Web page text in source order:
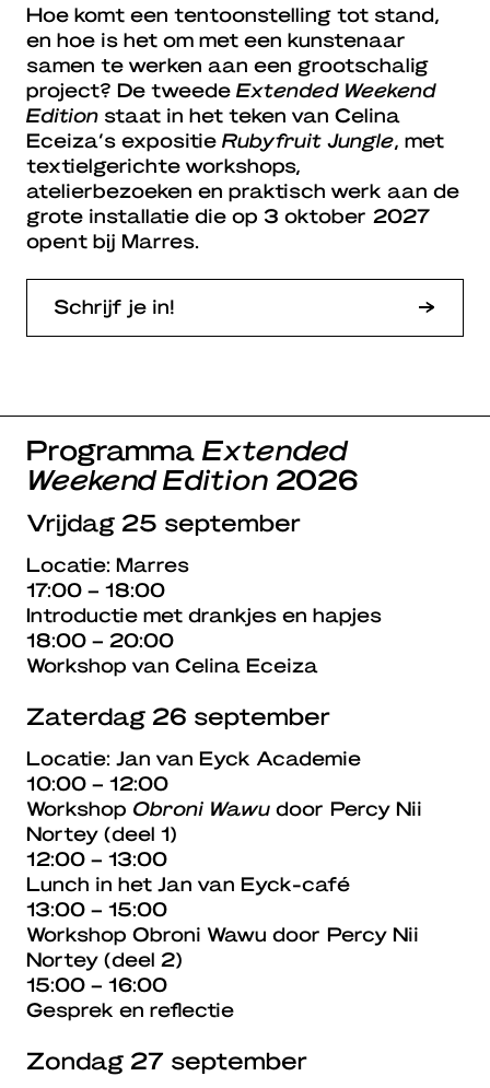
Hoe komt een tentoonstelling tot stand,
en hoe is het om met een kunstenaar
samen te werken aan een grootschalig
project? De tweede Extended Weekend
Edition staat in het teken van Celina
Eceiza’s expositie Rubyfruit Jungle, met
textielgerichte workshops,
atelierbezoeken en praktisch werk aan de
grote installatie die op 3 oktober 2027
opent bij Marres.
Schrijf je in!
ProgrammaExtended
Weekend Edition2026
Vrijdag 25 september
Locatie: Marres
17:00 – 18:00
Introductie met drankjes en hapjes
18:00 – 20:00
Workshop van Celina Eceiza
Zaterdag 26 september
Locatie: Jan van Eyck Academie
10:00 – 12:00
Workshop Obroni Wawu door Percy Nii
Nortey (deel 1)
12:00 – 13:00
Lunch in het Jan van Eyck-café
13:00 – 15:00
Workshop Obroni Wawu door Percy Nii
Nortey (deel 2)
15:00 – 16:00
Gesprek en reflectie
Zondag 27 september